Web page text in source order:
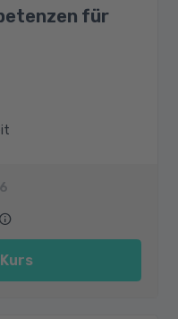
für